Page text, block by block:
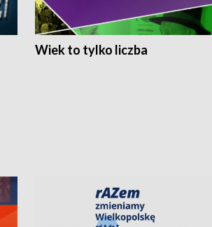
Wiek to tylko liczba